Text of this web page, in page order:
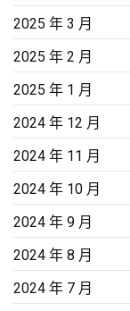
2025 年 3 月
2025 年 2 月
2025 年 1 月
2024 年 12 月
2024 年 11 月
2024 年 10 月
2024 年 9 月
2024 年 8 月
2024 年 7 月